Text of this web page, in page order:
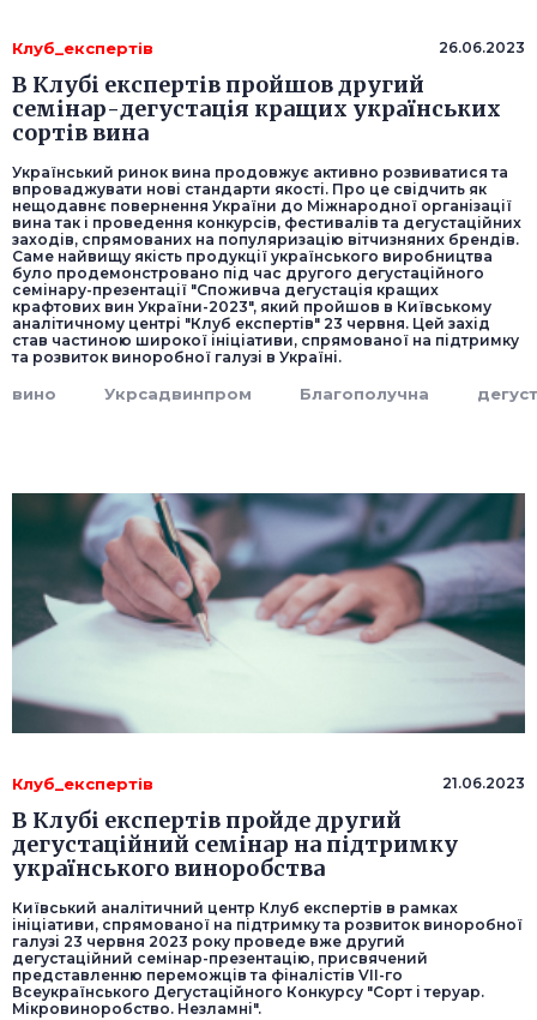
Клуб_експертів 26.06.2023
В Клубі експертів пройшов другий
семінар-дегустація кращих українських
сортів вина
Український ринок вина продовжує активно розвиватися та
впроваджувати нові стандарти якості. Про це свідчить як
нещодавнє повернення України до Міжнародної організації
вина так і проведення конкурсів, фестивалів та дегустаційних
заходів, спрямованих на популяризацію вітчизняних брендів.
Саме найвищу якість продукції українського виробництва
було продемонстровано під час другого дегустаційного
семінару-презентації "Споживча дегустація кращих
крафтових вин України-2023", який пройшов в Київському
аналітичному центрі "Клуб експертів" 23 червня. Цей захід
став частиною широкої ініціативи, спрямованої на підтримку
та розвиток виноробної галузі в Україні.
вино Укрсадвинпром Благополучна
Клуб_експертів 21.06.2023
В Клубі експертів пройде другий
дегустаційний семінар на підтримку
українського виноробства
Київський аналітичний центр Клуб експертів в рамках
ініціативи, спрямованої на підтримку та розвиток виноробної
галузі 23 червня 2023 року проведе вже другий
дегустаційний семінар-презентацію, присвячений
представленню переможців та фіналістів VIІ-го
Всеукраїнського Дегустаційного Конкурсу "Сорт і теруар.
Мікровиноробство. Незламні".